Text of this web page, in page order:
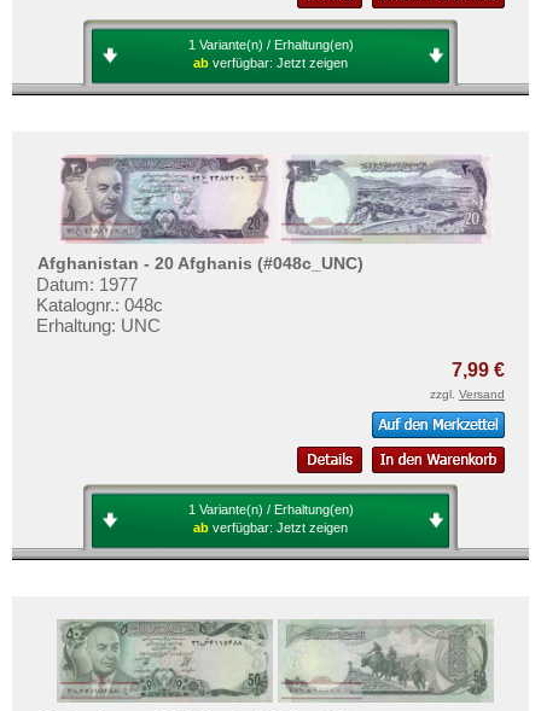
1 Variante(n) / Erhaltung(en)
ab verfügbar: Jetzt zeigen
Afghanistan - 20 Afghanis (#048c_UNC)
Datum: 1977
Katalognr.: 048c
Erhaltung: UNC
7,99 €
zzgl. Versand
1 Variante(n) / Erhaltung(en)
ab verfügbar: Jetzt zeigen